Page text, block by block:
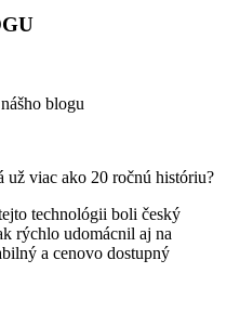
blogu
už viac ako 20 ročnú históriu?
technológii boli český
rýchlo udomácnil aj na
a cenovo dostupný